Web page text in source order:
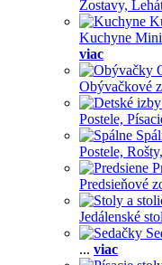
Zostavy,
Kuchyne
viac
Obývačkové
Postele,
Postele, Rošty,
Predsieňové
Jedálenské
... viac